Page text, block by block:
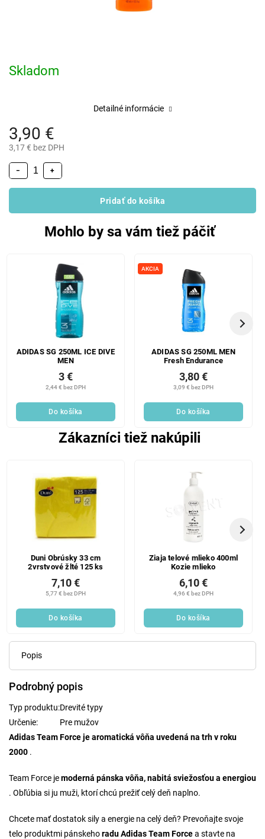
3,90 €
3,17 € bez DPH
Skladom
+
−
Pridať do košíka
Detailné informácie
Mohlo by sa vám tiež páčiť
ADIDAS SG 250ML ICE DIVE
MEN
2,44 € bez DPH
3 €
Do košíka
AKCIA
ADIDAS SG 250ML MEN
Fresh Endurance
3,09 € bez DPH
3,80 €
Do košíka
Zákazníci tiež nakúpili
Duni Obrúsky 33 cm
2vrstvové žlté 125 ks
5,77 € bez DPH
7,10 €
Do košíka
Ziaja telové mlieko 400ml
Kozie mlieko
4,96 € bez DPH
6,10 €
Do košíka
Popis
Podrobný popis
Typ produktu:Drevité typy
Určenie:
Pre mužov
Adidas Team Force je aromatická vôňa uvedená na trh v roku
2000 .
Team Force jemoderná pánska vôňa, nabitá sviežosťou a energiou
. Obľúbia si ju muži, ktorí chcú prežiť celý deň naplno.
Chcete mať dostatok sily a energie na celý deň? Prevoňajte svoje
telo produktmi pánskehoradu Adidas Team Forcea stavte na